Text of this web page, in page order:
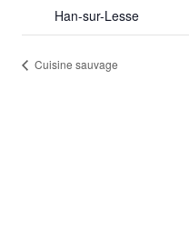
Han-sur-Lesse
Cuisine sauvage